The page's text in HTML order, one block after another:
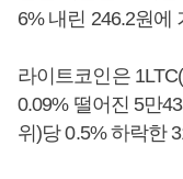
6% 내린 246.2원에
라이트코인은
0.09% 떨어진 5만
위)당 0.5% 하락한